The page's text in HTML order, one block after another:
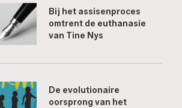
Bij het assisenproces
omtrent de euthanasie
van Tine Nys
De evolutionaire
oorsprong van het